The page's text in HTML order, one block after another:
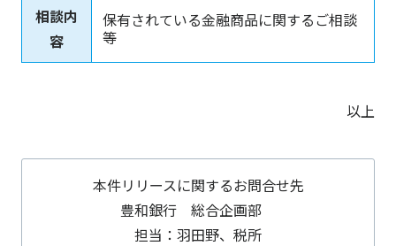
相談内
容
保有されている金融商品に関するご相談
等
以上
本件リリースに関するお問合せ先
豊和銀行 総合企画部
担当：羽田野、税所